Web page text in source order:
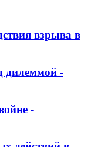
взрыва в
дилеммой -
-